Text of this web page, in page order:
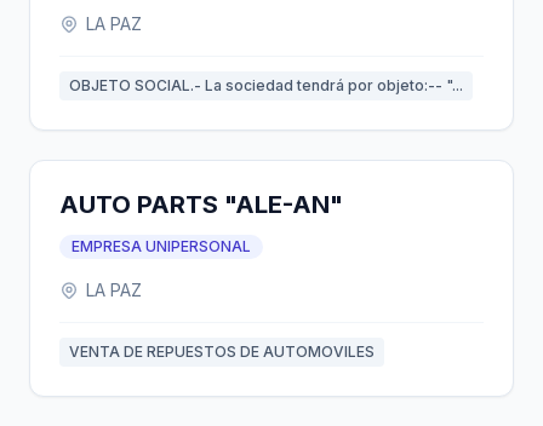
LA PAZ
OBJETO SOCIAL.- La sociedad tendrá por objeto:-- "...
AUTO PARTS "ALE-AN"
EMPRESA UNIPERSONAL
LA PAZ
VENTA DE REPUESTOS DE AUTOMOVILES